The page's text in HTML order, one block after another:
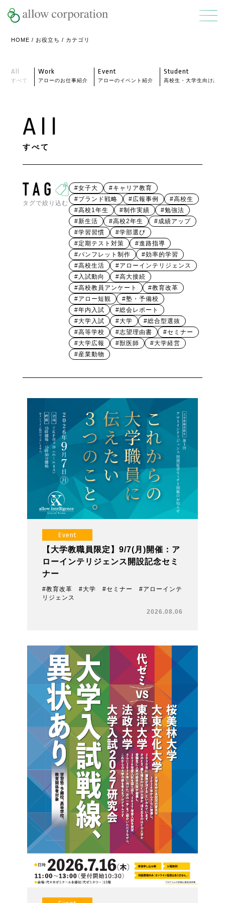
HOME / お役立ち / カテゴリ
All
すべて
Work
アローのお仕事紹介
Event
アローのイベント紹介
Student
高校生・大学生向け記事
All
すべて
タグで絞り込む
#女子大
#キャリア教育
#ブランド戦略
#広報事例
#高校生
#高校1年生
#制作実績
#勉強法
#新生活
#高校2年生
#成績アップ
#学習習慣
#学部選び
#定期テスト対策
#進路指導
#パンフレット制作
#効率的学習
#高校生活
#アローインテリジェンス
#入試動向
#高大接続
#高校教員アンケート
#教育改革
#アロー短観
#塾・予備校
#年内入試
#総会レポート
#大学入試
#大学
#総合型選抜
#高等学校
#志望理由書
#セミナー
#大学広報
#獣医師
#大学経営
#産業動物
Event
【大学教職員限定】9/7(月)開催：ア
ローインテリジェンス開設記念セミ
ナー
#教育改革 #大学 #セミナー #アローインテ
リジェンス
2026.08.06